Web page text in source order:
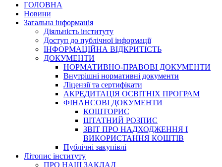
ГОЛОВНА
Новини
Загальна інформація
Діяльність інституту
Доступ до публічної інформації
ІНФОРМАЦІЙНА ВІДКРИТІСТЬ
ДОКУМЕНТИ
НОРМАТИВНО-ПРАВОВІ ДОКУМЕНТИ
Внутрішні нормативні документи
Ліцензії та сертифікати
АКРЕДИТАЦІЯ ОСВІТНІХ ПРОГРАМ
ФІНАНСОВІ ДОКУМЕНТИ
КОШТОРИС
ШТАТНИЙ РОЗПИС
ЗВІТ ПРО НАДХОДЖЕННЯ І
ВИКОРИСТАННЯ КОШТІВ
Публічні закупівлі
Літопис інституту
ПРО НАШ ЗАКЛАД